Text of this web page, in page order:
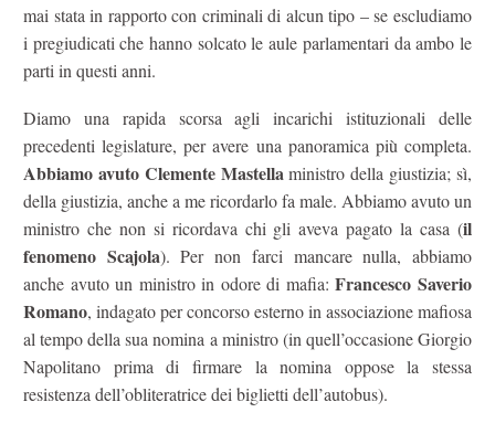
mai stata in rapporto con criminali di alcun tipo – se escludiamo
i pregiudicati che hanno solcato le aule parlamentari da ambo le
parti in questi anni.
Diamo una rapida scorsa agli incarichi istituzionali delle
precedenti legislature, per avere una panoramica più completa.
Abbiamo avuto Clemente Mastella ministro della giustizia; sì,
della giustizia, anche a me ricordarlo fa male. Abbiamo avuto un
ministro che non si ricordava chi gli aveva pagato la casa (il
fenomeno Scajola). Per non farci mancare nulla, abbiamo
anche avuto un ministro in odore di mafia:Francesco Saverio
Romano, indagato per concorso esterno in associazione mafiosa
al tempo della sua nomina a ministro (in quell’occasione Giorgio
Napolitano prima di firmare la nomina oppose la stessa
resistenza dell’obliteratrice dei biglietti dell’autobus).